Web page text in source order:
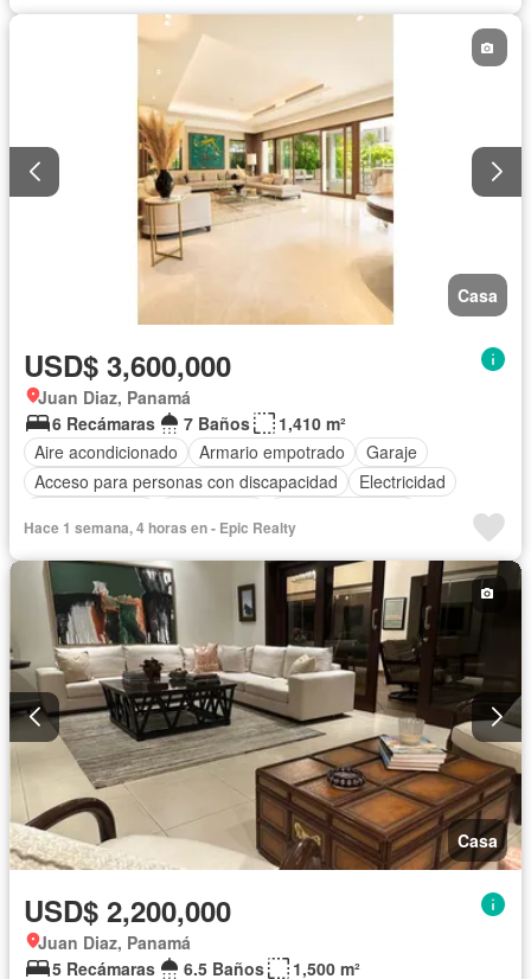
Casa
USD$ 3,600,000
Juan Diaz, Panamá
6 Recámaras
7 Baños
1,410 m²
Aire acondicionado
Armario empotrado
Garaje
Acceso para personas con discapacidad
Electricidad
Seguridad
Cuarto de servicio Piscina
Hace 1 semana, 4 horas en - Epic Realty
Casa
USD$ 2,200,000
Juan Diaz, Panamá
5 Recámaras
6.5 Baños
1,500 m²